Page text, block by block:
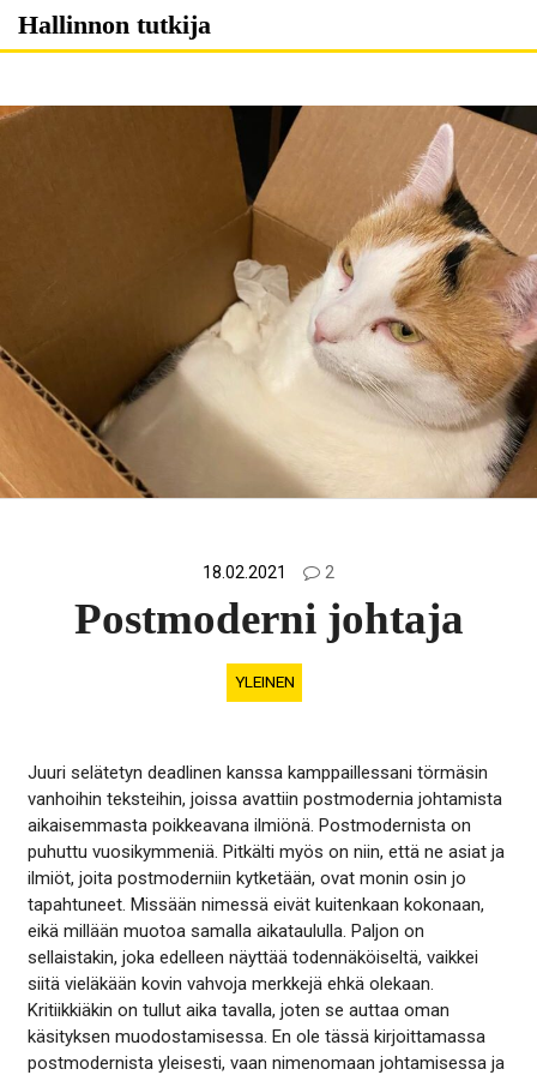
Skip
Hallinnon tutkija
18.02.2021 2
Postmoderni johtaja
YLEINEN
Juuri selätetyn deadlinen kanssa kamppaillessani törmäsin
vanhoihin teksteihin, joissa avattiin postmodernia johtamista
aikaisemmasta poikkeavana ilmiönä. Postmodernista on
puhuttu vuosikymmeniä. Pitkälti myös on niin, että ne asiat ja
ilmiöt, joita postmoderniin kytketään, ovat monin osin jo
tapahtuneet. Missään nimessä eivät kuitenkaan kokonaan,
eikä millään muotoa samalla aikataululla. Paljon on
sellaistakin, joka edelleen näyttää todennäköiseltä, vaikkei
siitä vieläkään kovin vahvoja merkkejä ehkä olekaan.
Kritiikkiäkin on tullut aika tavalla, joten se auttaa oman
käsityksen muodostamisessa. En ole tässä kirjoittamassa
postmodernista yleisesti, vaan nimenomaan johtamisessa ja